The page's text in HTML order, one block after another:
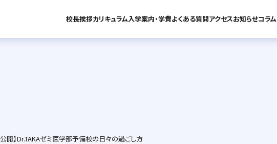
校長挨拶カリキュラム入学案内・学費よくある質問アクセスお知らせコラム
お知らせ
公開】Dr.TAKAゼミ医学部予備校の日々の過ごし方